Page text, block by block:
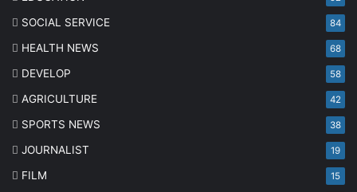
SOCIAL SERVICE 84
HEALTH NEWS 68
DEVELOP 58
AGRICULTURE 42
SPORTS NEWS 38
JOURNALIST 19
FILM 15